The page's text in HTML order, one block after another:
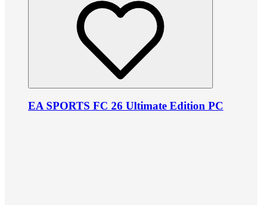
EA SPORTS FC 26 Ultimate Edition PC